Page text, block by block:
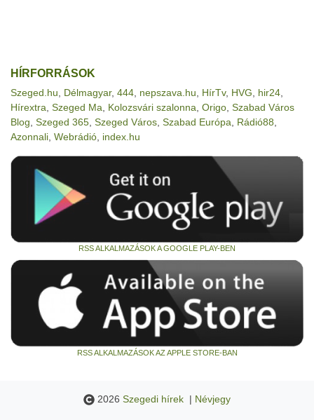
HÍRFORRÁSOK
Szeged.hu Délmagyar, 444 nepszava.hu HírTv, HVG hir24
Hírextra Szeged Ma Kolozsvári szalonna Origo Szabad Város
Blog Szeged 365 Szeged Város Szabad Európa Rádió88
Azonnali Webrádió index.hu
RSS ALKALMAZÁSOK A GOOGLE PLAY-BEN
RSS ALKALMAZÁSOK AZ APPLE STORE-BAN
2026 Szegedi hírek | Névjegy